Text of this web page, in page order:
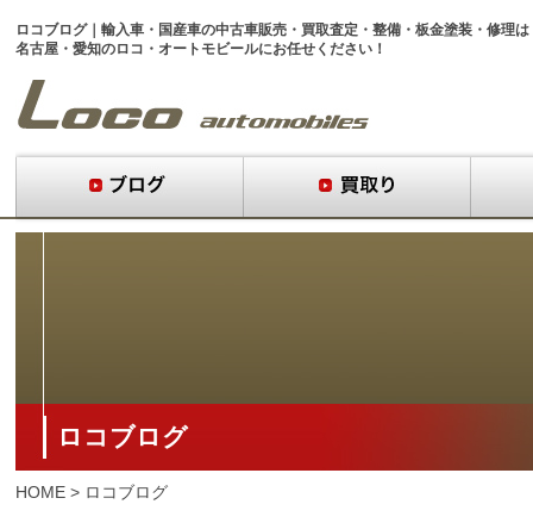
ロコブログ｜ 輸入車・国産車の中古車販売・ 買取査定・ 整備・ 板金塗装・ 修理は
名古屋・愛知のロコ・オートモビールにお任せください！
ロコブログ
HOME> ロコブログ